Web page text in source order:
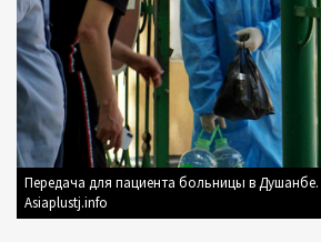
Передача для пациента больницы в
Asiaplustj.info